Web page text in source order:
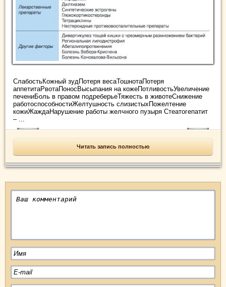
СлабостьКожный зудПотеря весаТошнотаПотеря
аппетитаРвотаПоносВысыпания на кожеПотливостьУвеличение
печениБоль в правом подреберьеТяжесть в животеСнижение
работоспособностиЖелтушность слизистыхПожелтение
кожиЖаждаНарушение работы желчного пузыря Стеатогепатит
– ...
Читать запись полностью